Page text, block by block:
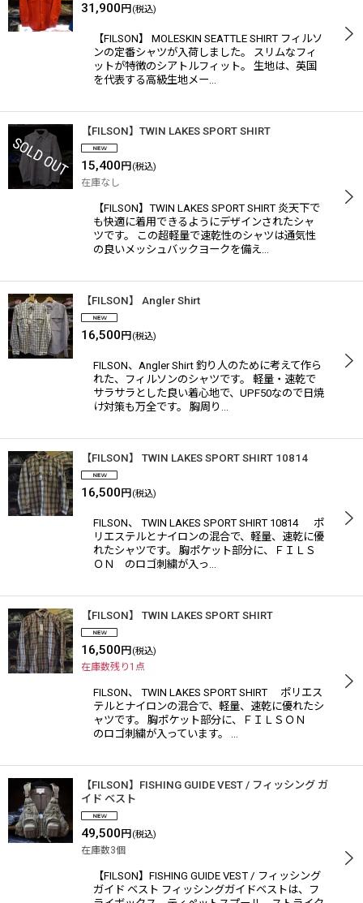
31,900 円 (税込)
【FILSON】 MOLESKIN SEATTLE SHIRT フィルソ
ンの定番シャツが入荷しました。 スリムなフィ
ットが特徴のシアトルフィット。 生地は、英国
を代表する高級生地メー…
【FILSON】TWIN LAKES SPORT SHIRT
15,400 円 (税込)
在庫なし
【FILSON】TWIN LAKES SPORT SHIRT 炎天下で
も快適に着用できるようにデザインされたシャ
ツです。 この超軽量で速乾性のシャツは通気性
の良いメッシュバックヨークを備え…
【FILSON】 Angler Shirt
16,500 円 (税込)
FILSON、Angler Shirt 釣り人のために考えて作ら
れた、フィルソンのシャツです。 軽量・速乾で
サラサラとした良い着心地で、UPF50なので日焼
け対策も万全です。 胸周り…
【FILSON】 TWIN LAKES SPORT SHIRT 10814
16,500 円 (税込)
FILSON、 TWIN LAKES SPORT SHIRT 10814 ポ
リエステルとナイロンの混合で、軽量、速乾に優
れたシャツです。 胸ポケット部分に、ＦＩＬＳ
ＯＮ のロゴ刺繍が入っ…
【FILSON】 TWIN LAKES SPORT SHIRT
16,500 円 (税込)
在庫数残り1点
FILSON、 TWIN LAKES SPORT SHIRT ポリエス
テルとナイロンの混合で、軽量、速乾に優れたシ
ャツです。 胸ポケット部分に、ＦＩＬＳＯＮ
のロゴ刺繍が入っています。 …
【FILSON】FISHING GUIDE VEST / フィッシング ガ
イド ベスト
49,500 円 (税込)
在庫数3個
【FILSON】FISHING GUIDE VEST / フィッシング
ガイド ベスト フィッシングガイドベストは、フ